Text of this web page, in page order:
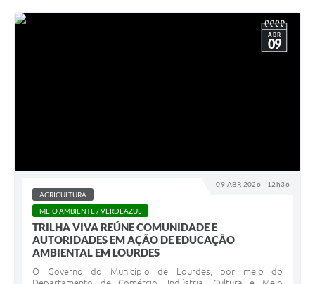
09 ABR 2026 - 12h36
ABR
09
AGRICULTURA
MEIO AMBIENTE / VERDEAZUL
TRILHA VIVA REÚNE COMUNIDADE E
AUTORIDADES EM AÇÃO DE EDUCAÇÃO
AMBIENTAL EM LOURDES
O Governo do Município de Lourdes, por meio do